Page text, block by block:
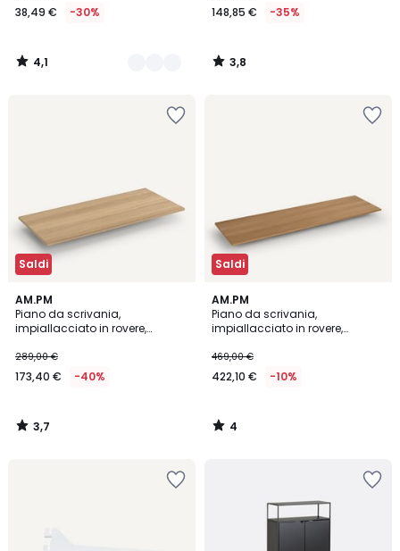
38,49 € -30%
4,1
/
148,85 € -35%
3,8
/
Saldi
AM.PM
Piano da scrivania,
impiallacciato in rovere,
289,00 €
173,40 € -40%
3,7
/ 5
3,7
/
Saldi
AM.PM
Piano da scrivania,
impiallacciato in rovere,
469,00 €
422,10 € -10%
4
/
5
4
/